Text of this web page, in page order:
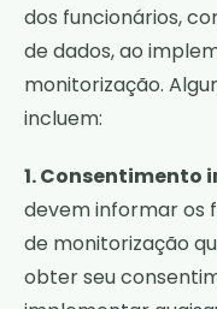
dos funcionários,
de dados, ao
monitorização.
incluem:
1. Consentimento
devem informar os
de monitorização
obter seu